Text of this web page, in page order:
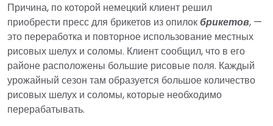
Причина, по которой немецкий клиент решил
приобрести пресс для брикетов из опилокбрикетов, —
это переработка и повторное использование местных
рисовых шелух и соломы. Клиент сообщил, что в его
районе расположены большие рисовые поля. Каждый
урожайный сезон там образуется большое количество
рисовых шелух и соломы, которые необходимо
перерабатывать.